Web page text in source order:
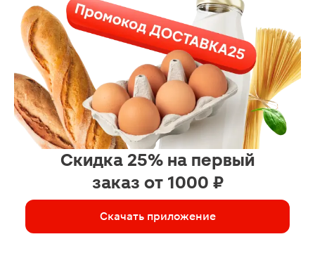
Скидка 25% на первый
заказ от 1000 ₽
Скачать приложение